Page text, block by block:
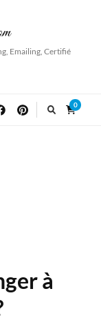
Emailing, Certifié
0
à